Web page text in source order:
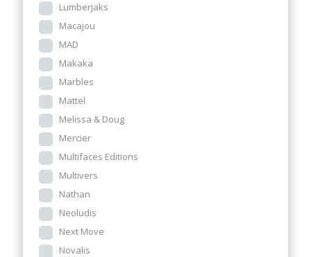
Lumberjaks
Macajou
MAD
Makaka
Marbles
Mattel
Melissa & Doug
Mercier
Multifaces Editions
Multivers
Nathan
Neoludis
Next Move
Novalis